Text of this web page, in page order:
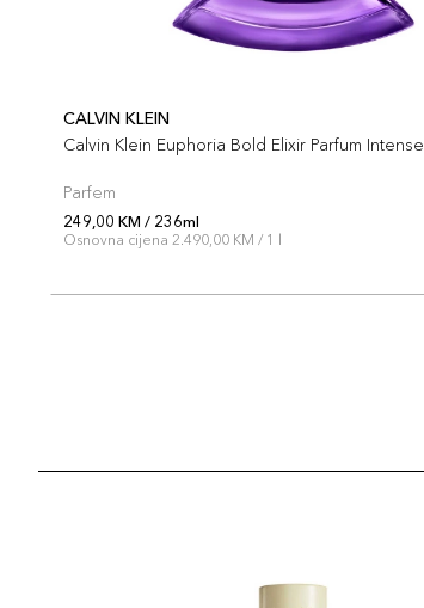
CALVIN KLEIN
Calvin Klein Euphoria Bold Elixir Parfum Intense
Parfem
249,00 KM / 236ml
Osnovna cijena 2.490,00 KM / 1 l